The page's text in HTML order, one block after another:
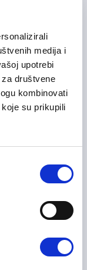
medija i
upotrebi
društvene
kombinovati
su prikupili
09/07/2026
06/07/2026